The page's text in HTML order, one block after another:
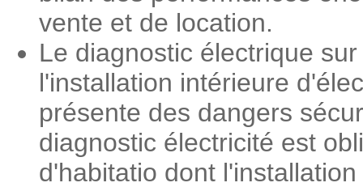
vente et de location.
Le diagnostic électrique
l'installation intérieure
présente des dangers
diagnostic électricité est
d'habitatio dont